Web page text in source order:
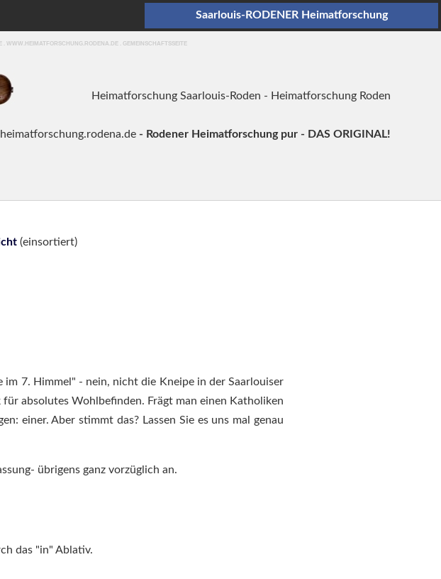
Saarlouis-RODENER Heimatforschung
WWW.HEIMATFORSCHUNG.RODENA.DE . GEMEINSCHAFTSSEITE
Heimatforschung Saarlouis-Roden - Heimatforschung Roden
heimatforschung.rodena.de - Rodener Heimatforschung pur - DAS ORIGINAL!
(einsortiert)
7. Himmel" - nein, nicht die Kneipe in der Saarlouiser
absolutes Wohlbefinden. Frägt man einen Katholiken
einer. Aber stimmt das? Lassen Sie es uns mal genau
übrigens ganz vorzüglich an.
das "in" Ablativ.